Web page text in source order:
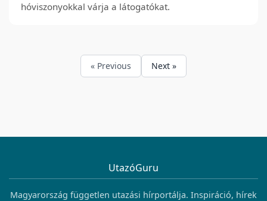
hóviszonyokkal várja a látogatókat.
« Previous Next »
UtazóGuru
Magyarország független utazási hírportálja. Inspiráció, hírek